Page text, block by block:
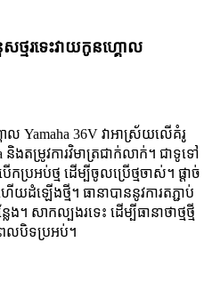
សថ្មរទេះវាយកូនហ្គោល
ល Yamaha 36V វាអាស្រ័យលើគំរូ
និងតម្រូវការវិមាត្រជាក់លាក់។ ជាទូទៅ
រអប់ថ្ម ដើម្បីចូលប្រើថ្មចាស់។ ផ្តាច់
ឡើងថ្មី។ ធានាបាននូវការតភ្ជាប់
ង។ សាកល្បងរទេះ ដើម្បីធានាថាថ្មថ្មី
េលបិទប្រអប់។